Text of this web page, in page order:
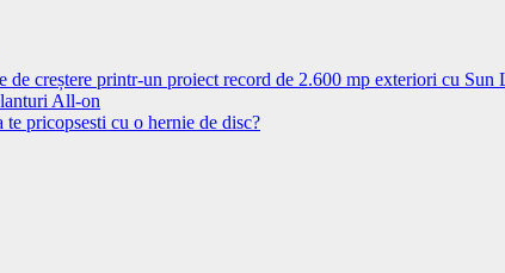
creștere printr-un proiect record de 2.600 mp exteriori cu Sun
All-on
pricopsesti cu o hernie de disc?